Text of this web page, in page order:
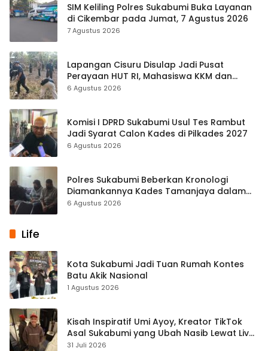
SIM Keliling Polres Sukabumi Buka Layanan
di Cikembar pada Jumat, 7 Agustus 2026
7 Agustus 2026
Lapangan Cisuru Disulap Jadi Pusat
Perayaan HUT RI, Mahasiswa KKM dan
Warga Satukan Tenaga
6 Agustus 2026
Komisi I DPRD Sukabumi Usul Tes Rambut
Jadi Syarat Calon Kades di Pilkades 2027
6 Agustus 2026
Polres Sukabumi Beberkan Kronologi
Diamankannya Kades Tamanjaya dalam
Kasus Sabu
6 Agustus 2026
Life
Kota Sukabumi Jadi Tuan Rumah Kontes
Batu Akik Nasional
1 Agustus 2026
Kisah Inspiratif Umi Ayoy, Kreator TikTok
Asal Sukabumi yang Ubah Nasib Lewat Live
Streaming
31 Juli 2026